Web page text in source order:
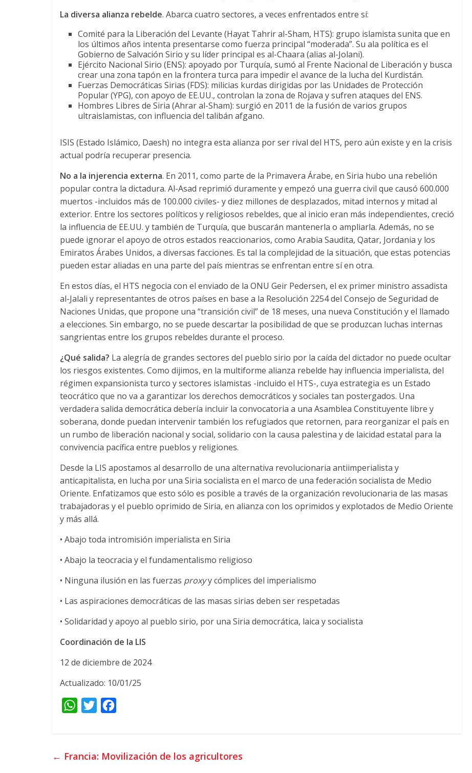
La diversa alianza rebelde. Abarca cuatro sectores, a veces enfrentados entre sí:
Comité para la Liberación del Levante (Hayat Tahrir al-Sham, HTS): grupo islamista sunita que en
los últimos años intenta presentarse como fuerza principal “moderada”. Su ala política es el
Gobierno de Salvación Sirio y su líder principal es al-Chaara (alias al-Jolani).
Ejército Nacional Sirio (ENS): apoyado por Turquía, sumó al Frente Nacional de Liberación y busca
crear una zona tapón en la frontera turca para impedir el avance de la lucha del Kurdistán.
Fuerzas Democráticas Sirias (FDS): milicias kurdas dirigidas por las Unidades de Protección
Popular (YPG), con apoyo de EE.UU., controlan la zona de Rojava y sufren ataques del ENS.
Hombres Libres de Siria (Ahrar al-Sham): surgió en 2011 de la fusión de varios grupos
ultraislamistas, con influencia del talibán afgano.
ISIS (Estado Islámico, Daesh) no integra esta alianza por ser rival del HTS, pero aún existe y en la crisis
actual podría recuperar presencia.
No a la injerencia externa. En 2011, como parte de la Primavera Árabe, en Siria hubo una rebelión
popular contra la dictadura. Al-Asad reprimió duramente y empezó una guerra civil que causó 600.000
muertos -incluidos más de 100.000 civiles- y diez millones de desplazados, mitad internos y mitad al
exterior. Entre los sectores políticos y religiosos rebeldes, que al inicio eran más independientes, creció
la influencia de EE.UU. y también de Turquía, que buscarán mantenerla o ampliarla. Además, no se
puede ignorar el apoyo de otros estados reaccionarios, como Arabia Saudita, Qatar, Jordania y los
Emiratos Árabes Unidos, a diversas facciones. Es tal la complejidad de la situación, que estas potencias
pueden estar aliadas en una parte del país mientras se enfrentan entre sí en otra.
En estos días, el HTS negocia con el enviado de la ONU Geir Pedersen, el ex primer ministro assadista
al-Jalali y representantes de otros países en base a la Resolución 2254 del Consejo de Seguridad de
Naciones Unidas, que propone una “transición civil” de 18 meses, una nueva Constitución y el llamado
a elecciones. Sin embargo, no se puede descartar la posibilidad de que se produzcan luchas internas
sangrientas entre los grupos rebeldes durante el proceso.
¿Qué salida? La alegría de grandes sectores del pueblo sirio por la caída del dictador no puede ocultar
los riesgos existentes. Como dijimos, en la multiforme alianza rebelde hay influencia imperialista, del
régimen expansionista turco y sectores islamistas -incluido el HTS-, cuya estrategia es un Estado
teocrático que no va a garantizar los derechos democráticos y sociales tan postergados. Una
verdadera salida democrática debería incluir la convocatoria a una Asamblea Constituyente libre y
soberana, donde puedan intervenir también los refugiados que retornen, para reorganizar el país en
un rumbo de liberación nacional y social, solidario con la causa palestina y de laicidad estatal para la
convivencia pacífica entre pueblos y religiones.
Desde la LIS apostamos al desarrollo de una alternativa revolucionaria antiimperialista y
anticapitalista, en lucha por una Siria socialista en el marco de una federación socialista de Medio
Oriente. Enfatizamos que esto sólo es posible a través de la organización revolucionaria de las masas
trabajadoras y el pueblo oprimido de Siria, en alianza con los oprimidos y explotados de Medio Oriente
y más allá.
• Abajo toda intromisión imperialista en Siria
• Abajo la teocracia y el fundamentalismo religioso
• Ninguna ilusión en las fuerzas proxyy cómplices del imperialismo
• Las aspiraciones democráticas de las masas sirias deben ser respetadas
• Solidaridad y apoyo al pueblo sirio, por una Siria democrática, laica y socialista
Coordinación de la LIS
12 de diciembre de 2024
Actualizado: 10/01/25
W
← Francia: Movilización de los agricultores